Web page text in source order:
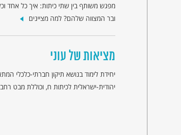
מפגש משותף בין שתי כיתות: איך כל אחד
ובר המצווה שלהם? למה מציינים
מציאות של עוני
יחידת לימוד בנושא תיקון חברתי-כלכלי
יהודית-ישראלית לכיתות ח, וכוללת מבט